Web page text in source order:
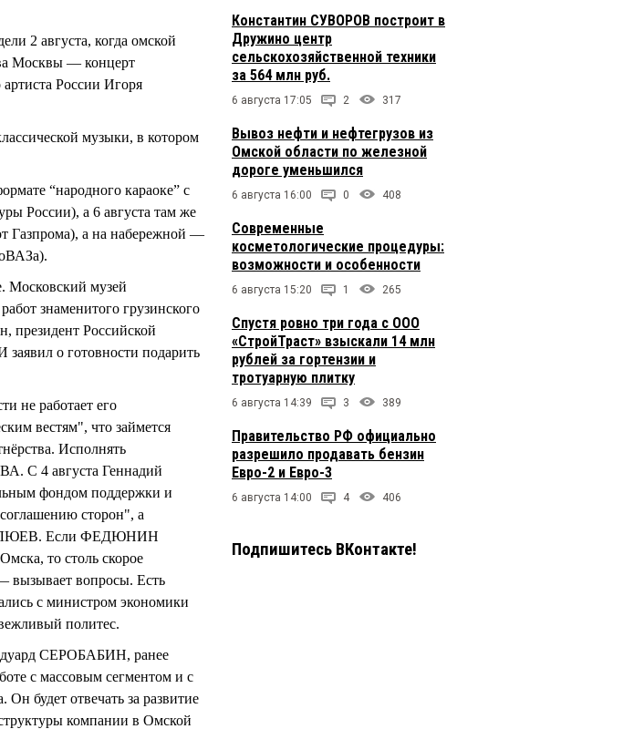
2 августа, когда омской
Москвы — концерт
России Игоря
музыки, в котором
“народного караоке” с
России), а 6 августа там же
а на набережной —
Московский музей
знаменитого грузинского
Российской
о готовности подарить
не работает его
вестям", что займется
Исполнять
С 4 августа Геннадий
фондом поддержки и
сторон", а
КЛЮЕВ. Если ФЕДЮНИН
то столь скорое
вопросы. Есть
с министром экономики
политес.
СЕРОБАБИН, ранее
с массовым сегментом и с
будет отвечать за развитие
компании в Омской
Константин СУВОРОВ построит в
Дружино центр
сельскохозяйственной техники
за 564 млн руб.
6 августа 17:05 2 317
Вывоз нефти и нефтегрузов из
Омской области по железной
дороге уменьшился
6 августа 16:00 0 408
Современные
косметологические процедуры:
возможности и особенности
6 августа 15:20 1 265
Спустя ровно три года с ООО
«СтройТраст» взыскали 14 млн
рублей за гортензии и
тротуарную плитку
6 августа 14:39 3 389
Правительство РФ официально
разрешило продавать бензин
Евро-2 и Евро-3
6 августа 14:00 4 406
Подпишитесь ВКонтакте!